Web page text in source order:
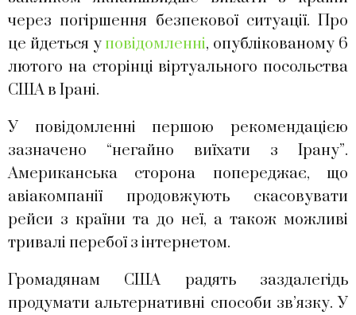
через погіршення безпекової ситуації. Про
це йдеться у повідомленні, опублікованому 6
лютого на сторінці віртуального посольства
США в Ірані.
У повідомленні першою рекомендацією
зазначено “негайно виїхати з Ірану”.
Американська сторона попереджає, що
авіакомпанії продовжують скасовувати
рейси з країни та до неї, а також можливі
тривалі перебої з інтернетом.
Громадянам США радять заздалегідь
продумати альтернативні способи зв’язку. У